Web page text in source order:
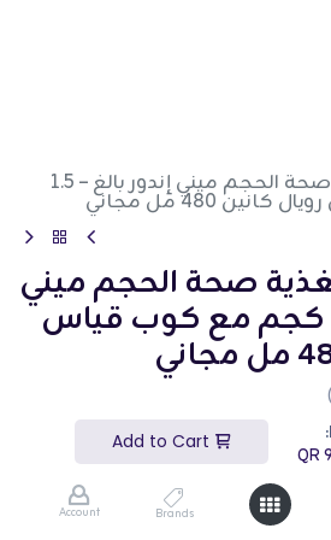
Brands
Account
رويال كانين: تغذية صحة الحجم ميني إندور بالغ – 1.5
480 مل مجاني
صحة الحجم ميني
إندور بالغ – 1.5 كجم مع كوب قياس